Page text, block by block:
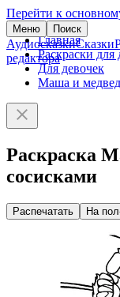
Перейти к
Меню Поиск
АудиосказкиСказки
редактора
Главная
Раскраски для
Для девочек
Маша и
Раскраска
сосисками
Распечатать На